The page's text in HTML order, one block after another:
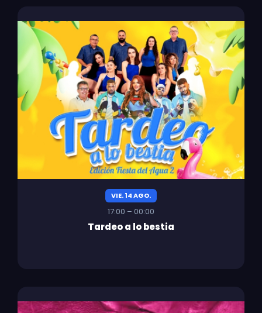
VIE. 14 AGO.
17:00 – 00:00
Tardeo a lo bestia